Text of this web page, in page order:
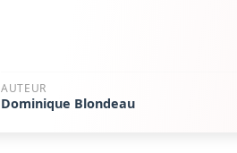
AUTEUR
Dominique Blondeau